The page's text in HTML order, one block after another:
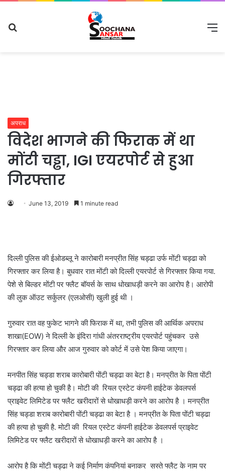
अपराध
विदेश भागने की फिराक में था
मोंटी चड्ढा, IGI एयरपोर्ट से हुआ
गिरफ्तार
June 13, 2019 1 minute read
दिल्ली पुलिस की ईओडब्लू ने कारोबारी मनप्रीत सिंह चड्ढा उर्फ मोंटी चड्ढा को
गिरफ्तार कर लिया है। बुधवार रात मोंटी को दिल्ली एयरपोर्ट से गिरफ्तार किया गया.
पेशे से बिल्डर मोंटी पर फ्लैट बॉयर्स के साथ धोखाधड़ी करने का आरोप है। आरोपी
की लुक ऑउट सर्कुलर (एलओसी) खुली हुई थी ।
गुरुवार रात वह फुकेट भागने की फिराक में था, तभी पुलिस की आर्थिक अपराध
शाखा(EOW) ने दिल्ली के इंदिरा गांधी अंतरराष्ट्रीय एयरपोर्ट पहुंचकर उसे
गिरफ्तार कर लिया और आज गुरुवार को कोर्ट में उसे पेश किया जाएगा।
मनपीत सिंह चड्डा शराब कारोबारी पोंटी चड्ढा का बेटा है। मनप्रीत के पिता पोंटी
चड्ढा की हत्या हो चुकी है। मोटी की रियल एस्टेट कंपनी हाईटेक डेवलपर्स
प्राइवेट लिमिटेड पर फ्लैट खरीदारों से धोखाधड़ी करने का आरोप है । मनप्रीत
सिंह चड्डा शराब कारोबारी पोंटी चड्ढा का बेटा है । मनप्रीत के पिता पोंटी चड्ढा
की हत्या हो चुकी है. मोटी की रियल एस्टेट कंपनी हाईटेक डेवलपर्स प्राइवेट
लिमिटेड पर फ्लैट खरीदारों से धोखाधड़ी करने का आरोप है ।
आरोप है कि मोंटी चड्ढा ने कई निर्माण कंपनियां बनाकर सस्ते फ्लैट के नाम पर